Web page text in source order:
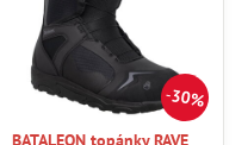
30%
BATALEON topánky RAVE